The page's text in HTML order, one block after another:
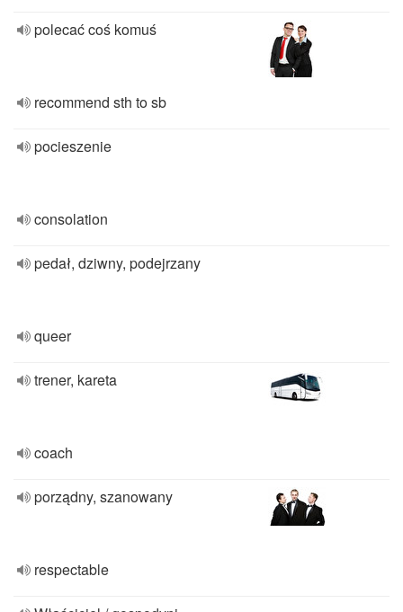
polecać coś komuś
recommend sth to sb
pocieszenie
consolation
pedał, dziwny, podejrzany
queer
trener, kareta
coach
porządny, szanowany
respectable